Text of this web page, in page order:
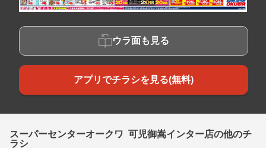
ウラ面も見る
アプリでチラシを見る(無料)
スーパーセンターオークワ 可児御嵩インター店の他のチ
ラシ